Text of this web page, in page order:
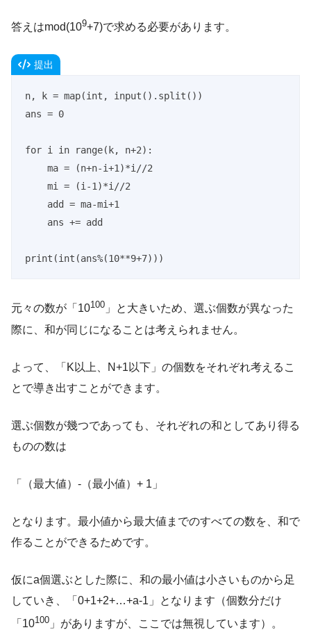
答えはmod(109+7)で求める必要があります。
提出
n, k = map(int, input().split())
ans = 0
for i in range(k, n+2):
print(int(ans%(10**9+7)))
元々の数が「10100 」と大きいため、選ぶ個数が異なった
際に、和が同じになることは考えられません。
よって、「K以上、N+1以下」の個数をそれぞれ考えるこ
とで導き出すことができます。
選ぶ個数が幾つであっても、それぞれの和としてあり得る
ものの数は
「（最大値）-（最小値）+ 1」
となります。最小値から最大値までのすべての数を、和で
作ることができるためです。
仮にa個選ぶとした際に、和の最小値は小さいものから足
していき、「0+1+2+…+a-1」となります（個数分だけ
「10100 」がありますが、ここでは無視しています）。